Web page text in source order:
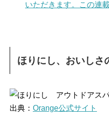
いただきます。この連
ほりにし、おいしさ
出典： Orange公式サイト